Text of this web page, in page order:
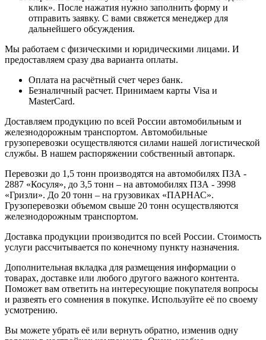
клик». После нажатия нужно заполнить форму и
отправить заявку. С вами свяжется менеджер для
дальнейшего обсуждения.
Мы работаем с физическими и юридическими лицами. И
предоставляем сразу два варианта оплаты.
Оплата на расчётный счет через банк.
Безналичный расчет. Принимаем карты Visa и
MasterCard.
Доставляем продукцию по всей России автомобильным и
железнодорожным транспортом. Автомобильные
грузоперевозки осуществляются силами нашей логистической
службы. В нашем распоряжении собственный автопарк.
Перевозки до 1,5 тонн производятся на автомобилях ПЗА -
2887 «Косуля», до 3,5 тонн – на автомобилях ПЗА - 3998
«Гризли». До 20 тонн – на грузовиках «ПАРНАС».
Грузоперевозки объемом свыше 20 тонн осуществляются
железнодорожным транспортом.
Доставка продукции производится по всей России. Стоимость
услуги рассчитывается по конечному пункту назначения.
Дополнительная вкладка для размещения информации о
товарах, доставке или любого другого важного контента.
Поможет вам ответить на интересующие покупателя вопросы
и развеять его сомнения в покупке. Используйте её по своему
усмотрению.
Вы можете убрать её или вернуть обратно, изменив одну